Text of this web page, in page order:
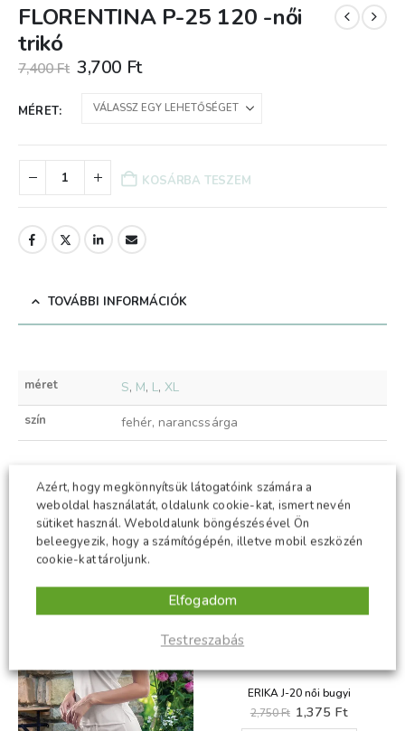
FLORENTINA P-25 120 -női
trikó
7,400Ft Original
price
was:
7,400 Ft.
3,700 FtCurrent
is:
3,700 Ft.
MÉRET
KOSÁRBA TESZEM
TOVÁBBI INFORMÁCIÓK
méret S, M, L,XL
szín fehér, narancssárga
KAPCSOLÓDÓ TERMÉKEK
-50%
ERIKA J-20 női bugyi
2,750Ft Original
price
1,375 FtCurrent
price
Azért, hogy megkönnyítsük látogatóink számára a
weboldal használatát, oldalunk cookie-kat, ismert nevén
sütiket használ. Weboldalunk böngészésével Ön
beleegyezik, hogy a számítógépén, illetve mobil eszközén
cookie-kat tároljunk.
Testreszabás
Elfogadom